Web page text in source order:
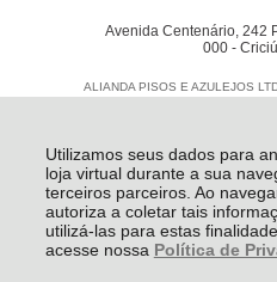
Utilizamos seus dados para
loja virtual durante a sua
terceiros parceiros. Ao
autoriza a coletar tais
utilizá-las para estas
acesse nossa Política de
Avenida Centenário, 242
000 -
ALIANDA PISOS E AZULEJOS